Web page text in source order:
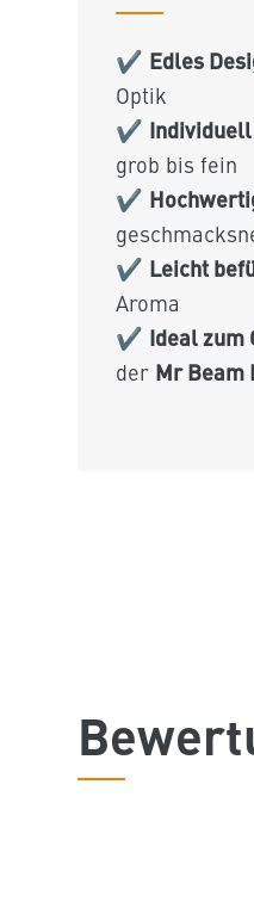
✔ Edles
Optik
✔
grob bis fein
✔
✔ Leicht
Aroma
✔ Ideal zum
der Mr Beam